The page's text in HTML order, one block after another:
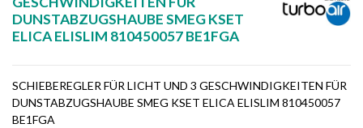
DUNSTABZUGSHAUBE SMEG KSET
ELICA ELISLIM 810450057 BE1FGA
SCHIEBEREGLER FÜR LICHT UND 3 GESCHWINDIGKEITEN FÜR
DUNSTABZUGSHAUBE SMEG KSET ELICA ELISLIM 810450057
BE1FGA